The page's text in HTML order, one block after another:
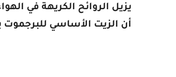
يزيل الروائح الكريهة في
أن الزيت الأساسي